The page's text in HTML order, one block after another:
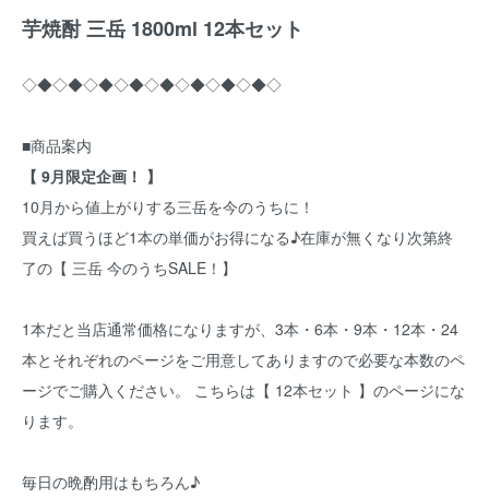
芋焼酎 三岳 1800ml 12本セット
◇◆◇◆◇◆◇◆◇◆◇◆◇◆◇◆◇
■商品案内
【 9月限定企画！ 】
10月から値上がりする三岳を今のうちに！
買えば買うほど1本の単価がお得になる♪在庫が無くなり次第終
了の【 三岳 今のうちSALE！】
1本だと当店通常価格になりますが、3本・6本・9本・12本・24
本とそれぞれのページをご用意してありますので必要な本数のペ
ージでご購入ください。 こちらは【 12本セット 】のページにな
ります。
毎日の晩酌用はもちろん♪